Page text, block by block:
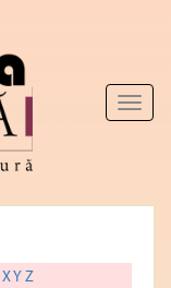
Toggle
X Y Z